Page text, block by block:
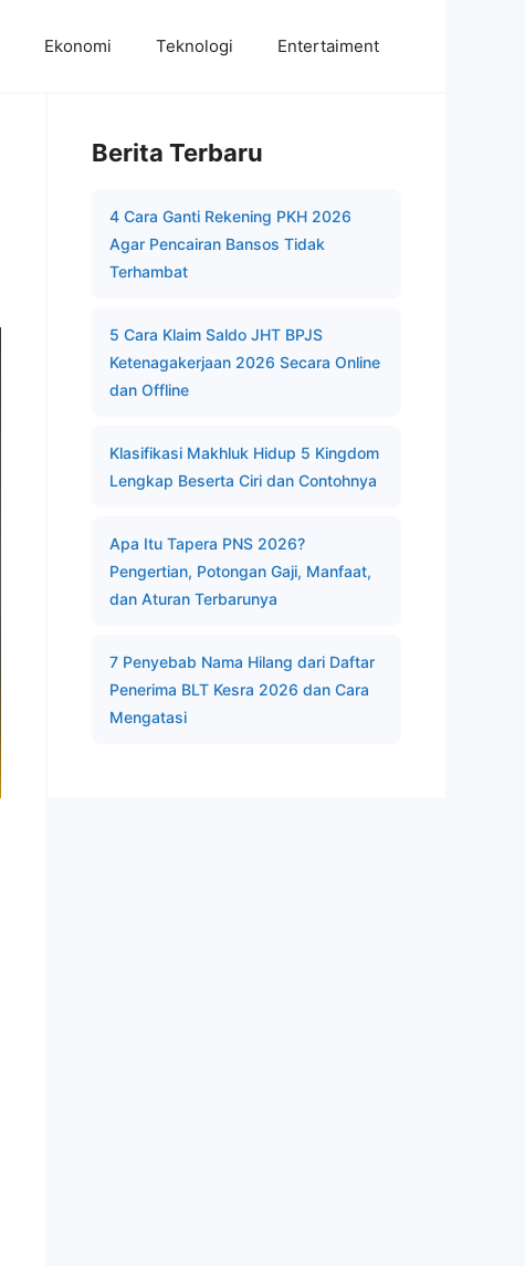
Ekonomi Teknologi Entertaiment
Berita Terbaru
4 Cara Ganti Rekening PKH 2026
Agar Pencairan Bansos Tidak
Terhambat
5 Cara Klaim Saldo JHT BPJS
Ketenagakerjaan 2026 Secara Online
dan Offline
Klasifikasi Makhluk Hidup 5 Kingdom
Lengkap Beserta Ciri dan Contohnya
Apa Itu Tapera PNS 2026?
Pengertian, Potongan Gaji, Manfaat,
dan Aturan Terbarunya
7 Penyebab Nama Hilang dari Daftar
Penerima BLT Kesra 2026 dan Cara
Mengatasi